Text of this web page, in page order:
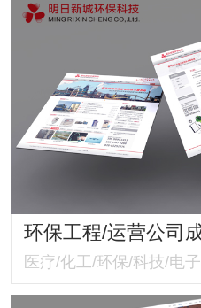
医疗/化工/环保/科技/电子